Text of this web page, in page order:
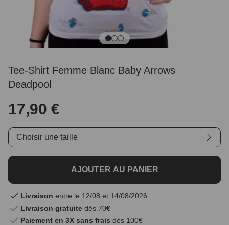
Tee-Shirt Femme Blanc Baby Arrows
Deadpool
17,90 €
Choisir une taille
AJOUTER AU PANIER
Livraison entre le 12/08 et 14/08/2026
Livraison gratuite dès 70€
Paiement en 3X sans frais dès 100€